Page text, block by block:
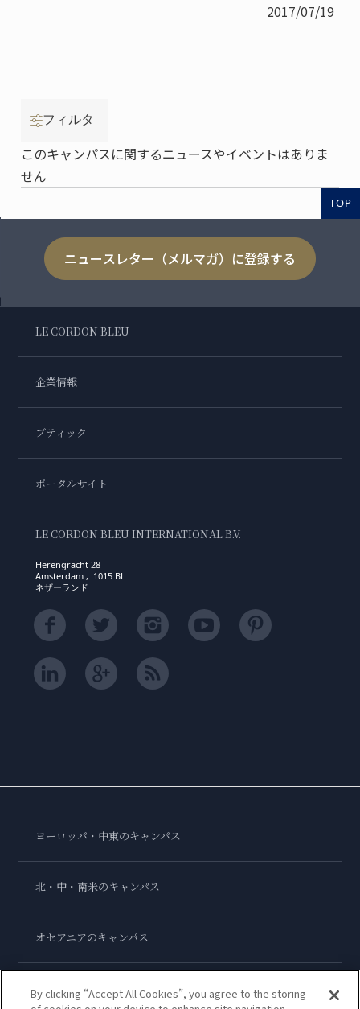
2017/07/19
フィルタ
このキャンパスに関するニュースやイベントはありま
せん
TOP
ニュースレター（メルマガ）に登録する
LE CORDON BLEU
企業情報
ブティック
ポータルサイト
LE CORDON BLEU INTERNATIONAL B.V.
Herengracht 28
Amsterdam , 1015 BL
ネザーランド
ヨーロッパ・中東のキャンパス
北・中・南米のキャンパス
オセアニアのキャンパス
アジアのキャンパス
By clicking “Accept All Cookies”, you agree to the storing